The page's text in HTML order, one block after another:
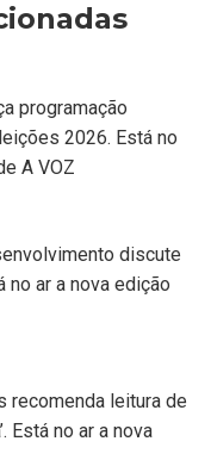
programação
2026. Está no
A VOZ
discute
no ar a nova edição
recomenda leitura de
Está no ar a nova